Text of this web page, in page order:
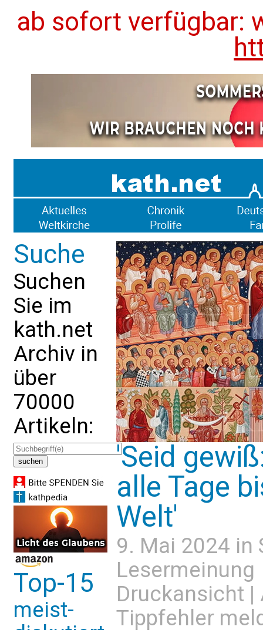
ab sofort verfügbar:
Suche
Suchen
Sie im
kath.net
Archiv in
über
70000
Artikeln:
Top-15
meist-
'Seid
alle Tage
Welt'
9. Mai 2024 in
Lesermeinung
Druckansicht |
Tippfehler